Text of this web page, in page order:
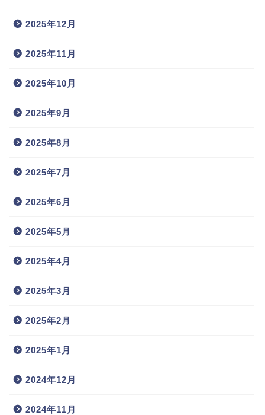
2025年12月
2025年11月
2025年10月
2025年9月
2025年8月
2025年7月
2025年6月
2025年5月
2025年4月
2025年3月
2025年2月
2025年1月
2024年12月
2024年11月